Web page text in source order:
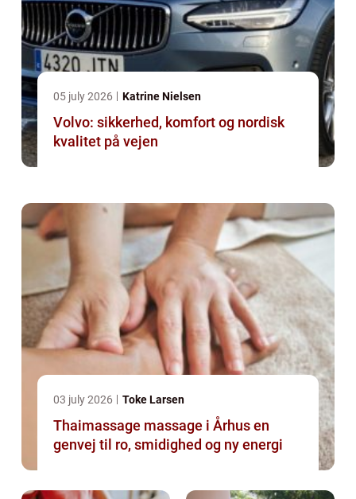
05 july 2026 Katrine Nielsen
Volvo: sikkerhed, komfort og nordisk
kvalitet på vejen
03 july 2026 Toke Larsen
Thaimassage massage i Århus en
genvej til ro, smidighed og ny energi